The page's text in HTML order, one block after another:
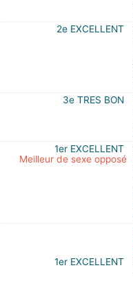
2e EXCELLENT
3e TRES BON
1er EXCELLENT
Meilleur de sexe opposé
1er EXCELLENT